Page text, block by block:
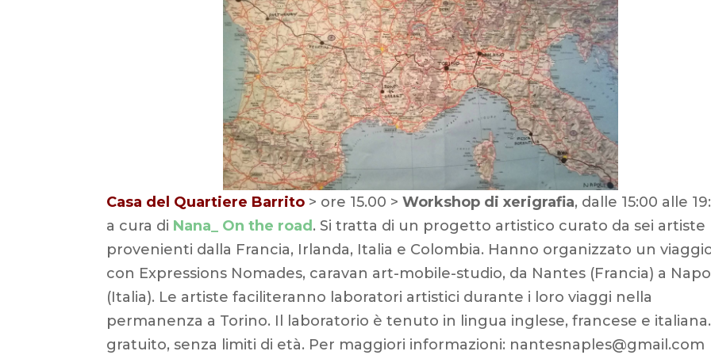
Casa del Quartiere Barrito > ore 15.00 >Workshop di xerigrafia, dalle 15:00 alle
a cura di Nana_ On the road . Si tratta di un progetto artistico curato da sei artiste
provenienti dalla Francia, Irlanda, Italia e Colombia. Hanno organizzato un
con Expressions Nomades, caravan art-mobile-studio, da Nantes (Francia) a
(Italia). Le artiste faciliteranno laboratori artistici durante i loro viaggi nella
permanenza a Torino. Il laboratorio è tenuto in lingua inglese, francese e italiana.
gratuito, senza limiti di età. Per maggiori informazioni: nantesnaples@gmail.com